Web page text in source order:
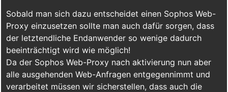
Sobald man sich dazu entscheidet einen Sophos Web-
Proxy einzusetzen sollte man auch dafür sorgen, dass
der letztendliche Endanwender so wenige dadurch
beeinträchtigt wird wie möglich!
Da der Sophos Web-Proxy nach aktivierung nun aber
alle ausgehenden Web-Anfragen entgegennimmt und
verarbeitet müssen wir sicherstellen, dass auch die